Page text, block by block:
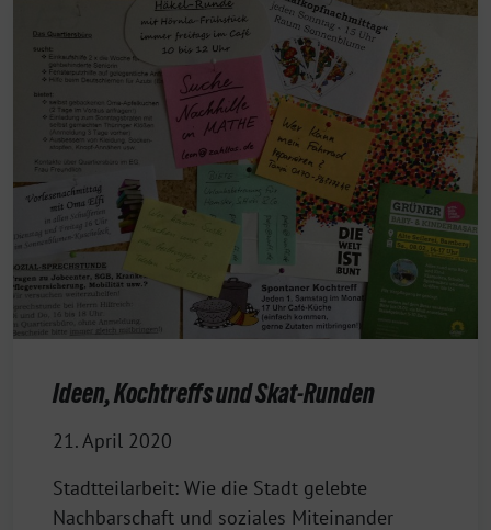
Ideen, Kochtreffs und Skat-Runden
21. April 2020
Stadtteilarbeit: Wie die Stadt gelebte
Nachbarschaft und soziales Miteinander